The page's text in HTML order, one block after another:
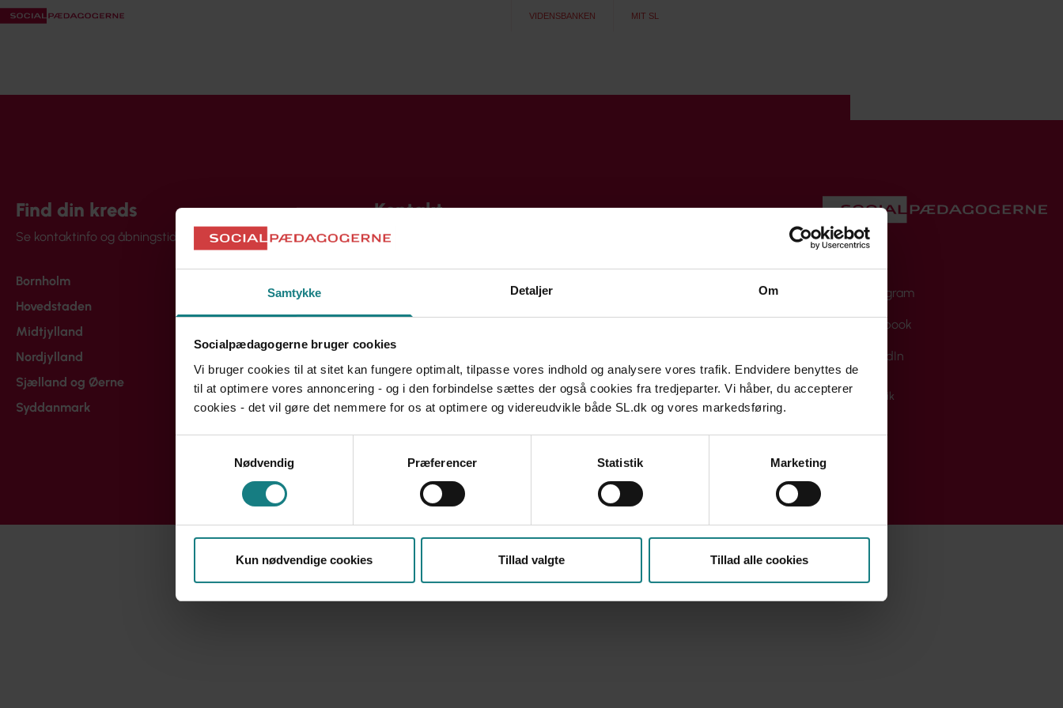
Samtykke Detaljer Om
Socialpædagogerne bruger cookies
Vi bruger cookies til at sitet kan fungere optimalt, tilpasse vores indhold og analysere vores trafik. Endvidere benyttes de
til at optimere vores annoncering - og i den forbindelse sættes der også cookies fra tredjeparter. Vi håber, du accepterer
cookies - det vil gøre det nemmere for os at optimere og videreudvikle både SL.dk og vores markedsføring.
Nødvendig
Præferencer Statistik Marketing
Kun nødvendige cookies Tillad valgte Tillad alle cookies
VIDENSBANKEN MIT SL
Find din kreds
Se kontaktinfo og åbningstider
Bornholm
Hovedstaden
Midtjylland
Nordjylland
Sjælland og Øerne
Syddanmark
Kontakt
Ring direkte til:
7248 6000
T
09:00 - 17:00
09:00 - 13:00
Instagram
Facebook
LinkedIn
Privatlivspolitik